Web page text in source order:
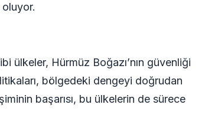
ülkeler, Hürmüz Boğazı’nın güvenliği
bölgedeki dengeyi doğrudan
başarısı, bu ülkelerin de sürece